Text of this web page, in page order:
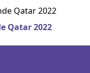
Qatar 2022